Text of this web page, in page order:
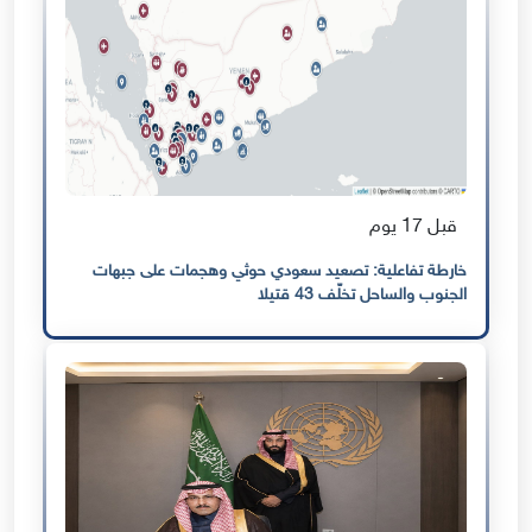
قبل 17 يوم
خارطة تفاعلية: تصعيد سعودي حوثي وهجمات على جبهات
الجنوب والساحل تخلّف 43 قتيلا